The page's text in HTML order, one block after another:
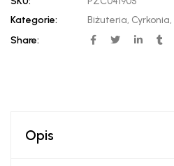
Kategorie:
Biżuteria, Cyrkonia,
Share:
Opis